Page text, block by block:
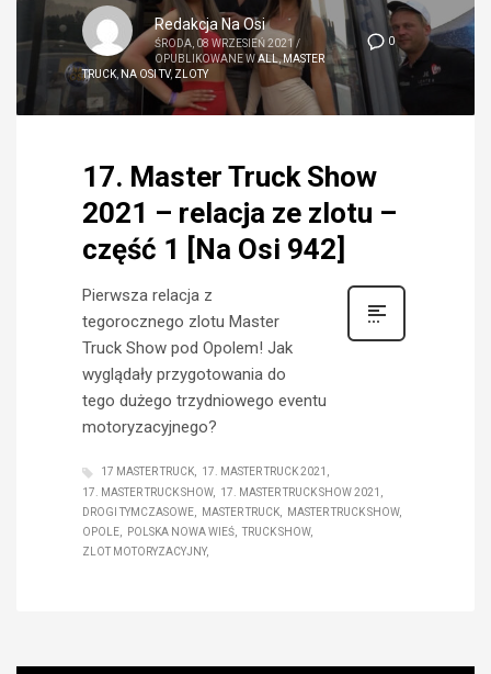
0
Redakcja Na Osi
ŚRODA, 08 WRZESIEŃ 2021/
OPUBLIKOWANE WALL,MASTER
TRUCK,NA OSI TV, ZLOTY
17. Master Truck Show
2021 – relacja ze zlotu –
część 1 [Na Osi 942]
Pierwsza relacja z
tegorocznego zlotu Master
Truck Show pod Opolem! Jak
wyglądały przygotowania do
tego dużego trzydniowego eventu
motoryzacyjnego?
17 MASTER TRUCK
17. MASTER TRUCK 2021
17. MASTER TRUCK SHOW
17. MASTER TRUCK SHOW 2021
DROGI TYMCZASOWE
MASTER TRUCK
MASTER TRUCK SHOW
OPOLE
POLSKA NOWA WIEŚ
TRUCK SHOW
ZLOT MOTORYZACYJNY